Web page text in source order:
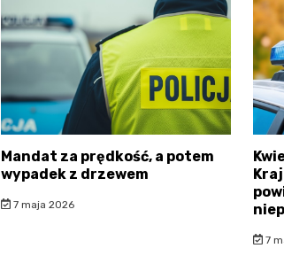
Mandat za prędkość, a potem
wypadek z drzewem
7 maja 2026
7